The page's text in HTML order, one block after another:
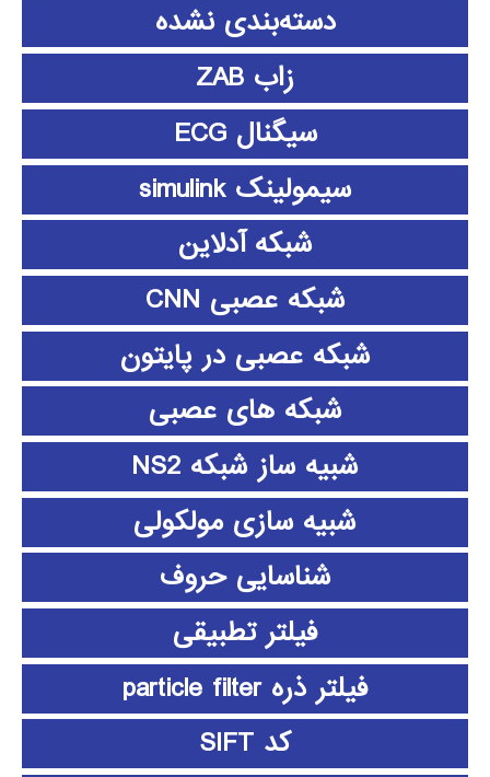
دسته‌بندی نشده
زاب ZAB
سیگنال ECG
سیمولینک simulink
شبکه آدلاین
شبکه عصبی CNN
شبکه عصبی در پایتون
شبکه های عصبی
شبیه ساز شبکه NS2
شبیه سازی مولکولی
شناسایی حروف
فیلتر تطبیقی
فیلتر ذره particle filter
کد SIFT